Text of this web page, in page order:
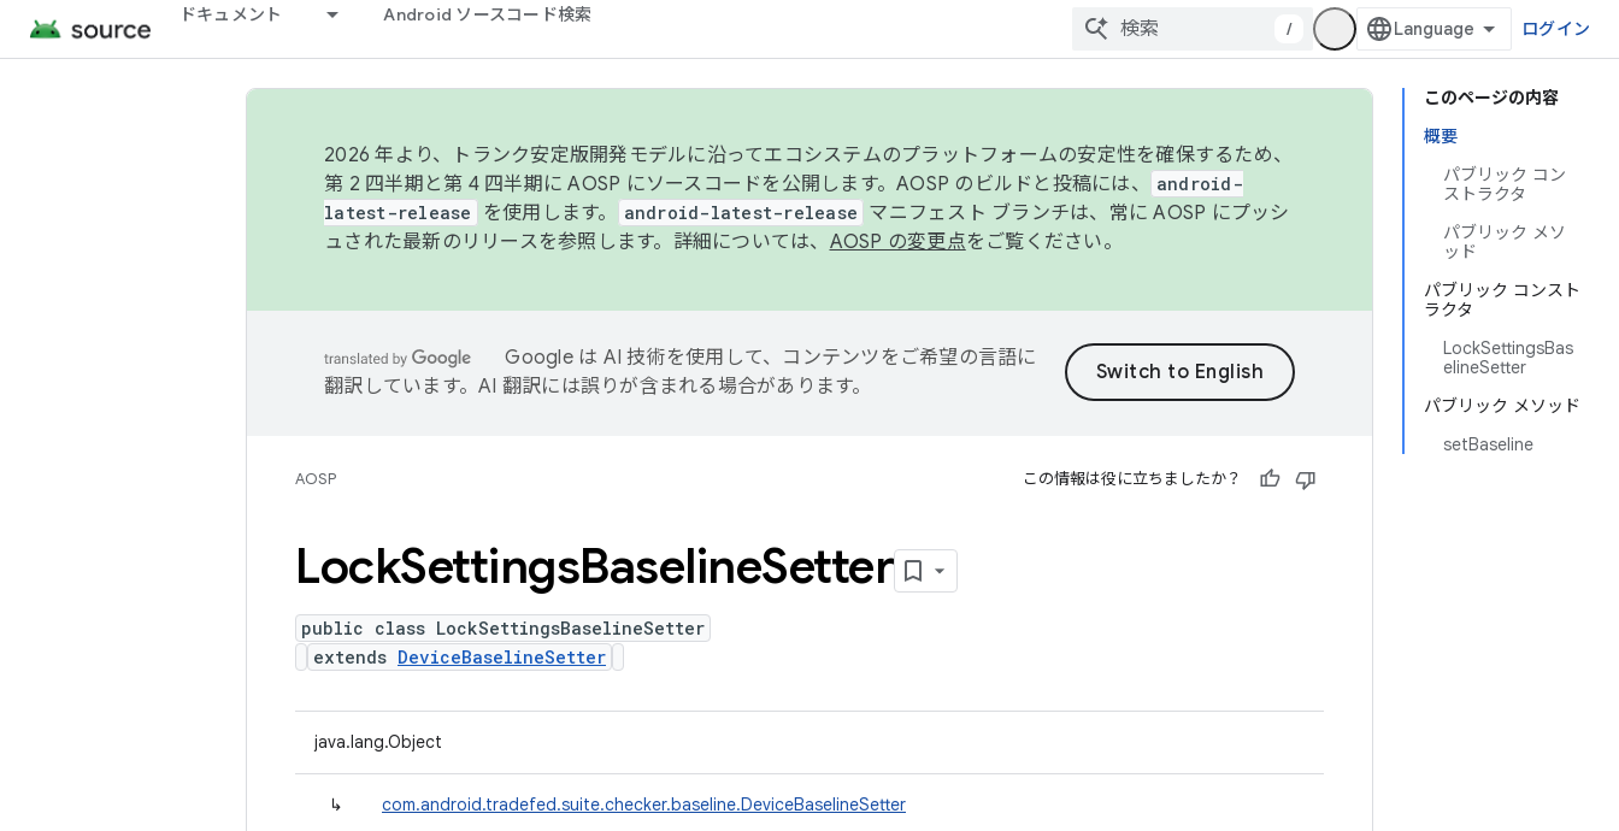
ドキュメント Android ソースコード検索
/ ログイン
このページの内容
概要
パブリック コン
ストラクタ
パブリック メソ
ッド
パブリック コンスト
ラクタ
LockSettingsBas
elineSetter
パブリック メソッド
setBaseline
2026 年より、トランク安定版開発モデルに沿ってエコシステムのプラットフォームの安定性を確保するため、
第 2 四半期と第 4 四半期に AOSP にソースコードを公開します。AOSP のビルドと投稿には、
android-
latest-release
を使用します。 android-latest-release マニフェスト ブランチは、常に AOSP にプッシ
ュされた最新のリリースを参照します。詳細については、 AOSP の変更点をご覧ください。
Google は AI 技術を使用して、コンテンツをご希望の言語に
翻訳しています。AI 翻訳には誤りが含まれる場合があります。
AOSP この情報は役に立ちましたか？
LockSettingsBaselineSetter
public class LockSettingsBaselineSetter
extends DeviceBaselineSetter
java.lang.Object
↳ com.android.tradefed.suite.checker.baseline.DeviceBaselineSetter